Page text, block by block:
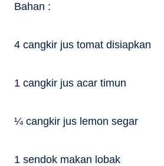
Bahan :
4 cangkir jus tomat disiapkan
1 cangkir jus acar timun
¼ cangkir jus lemon segar
1 sendok makan lobak